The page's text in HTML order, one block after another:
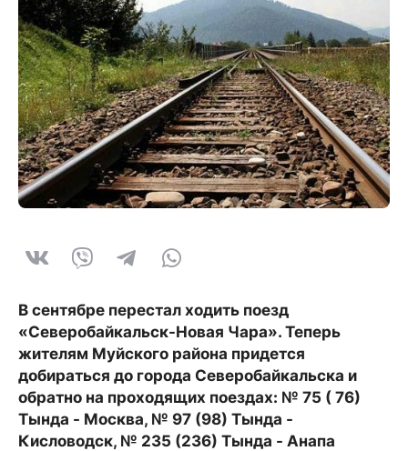
В сентябре перестал ходить поезд
«Северобайкальск-Новая Чара». Теперь
жителям Муйского района придется
добираться до города Северобайкальска и
обратно на проходящих поездах: № 75 ( 76)
Тында - Москва, № 97 (98) Тында -
Кисловодск, № 235 (236) Тында - Анапа